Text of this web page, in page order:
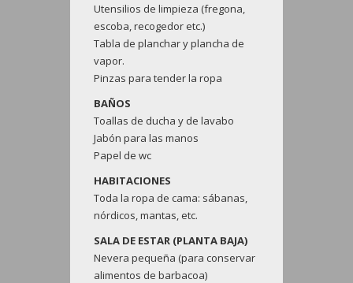
Utensilios de limpieza (fregona,
escoba, recogedor etc.)
Tabla de planchar y plancha de
vapor.
Pinzas para tender la ropa
BAÑOS
Toallas de ducha y de lavabo
Jabón para las manos
Papel de wc
HABITACIONES
Toda la ropa de cama: sábanas,
nórdicos, mantas, etc.
SALA DE ESTAR (PLANTA BAJA)
Nevera pequeña (para conservar
alimentos de barbacoa)